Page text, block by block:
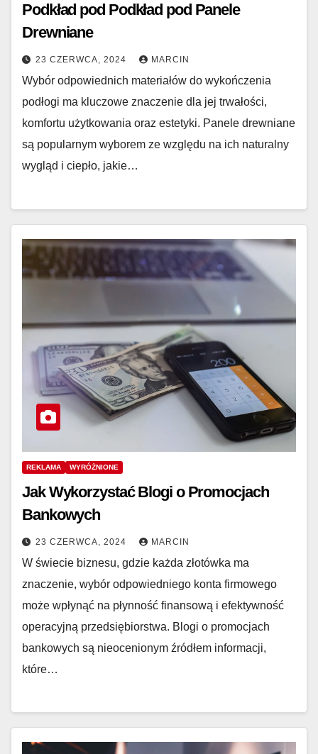
Podkład pod Podkład pod Panele
Drewniane
23 CZERWCA, 2024 MARCIN
Wybór odpowiednich materiałów do wykończenia
podłogi ma kluczowe znaczenie dla jej trwałości,
komfortu użytkowania oraz estetyki. Panele drewniane
są popularnym wyborem ze względu na ich naturalny
wygląd i ciepło, jakie…
REKLAMA WYRÓŻNIONE
Jak Wykorzystać Blogi o Promocjach
Bankowych
23 CZERWCA, 2024 MARCIN
W świecie biznesu, gdzie każda złotówka ma
znaczenie, wybór odpowiedniego konta firmowego
może wpłynąć na płynność finansową i efektywność
operacyjną przedsiębiorstwa. Blogi o promocjach
bankowych są nieocenionym źródłem informacji,
które…